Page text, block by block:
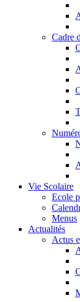
Cadre
Vie Scolaire
Ecole
Menus
Actualités
Actus